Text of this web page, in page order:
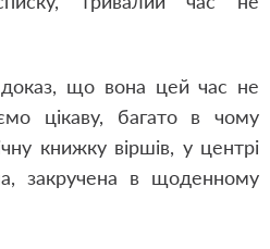
що вона цей час не
цікаву, багато в чому
книжку віршів, у центрі
закручена в щоденному